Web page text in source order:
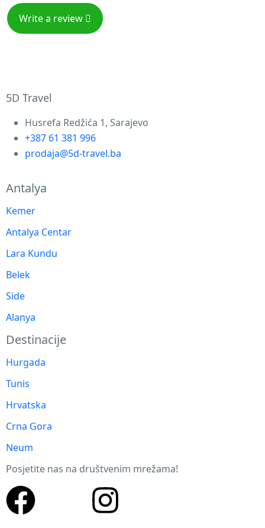
Write a review
5D Travel
Husrefa Redžića 1, Sarajevo
+387 61 381 996
prodaja@5d-travel.ba
Antalya
Kemer
Antalya Centar
Lara Kundu
Belek
Side
Alanya
Destinacije
Hurgada
Tunis
Hrvatska
Crna Gora
Neum
Posjetite nas na društvenim mrežama!